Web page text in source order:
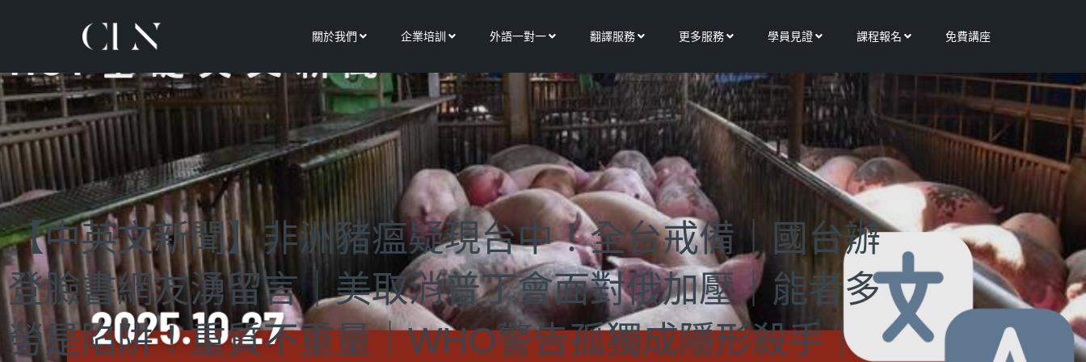
關於我們 Open 關於我們
企業培訓 Open 企業培訓
外語一對一Open 外語一對一
翻譯服務Open 翻譯服務
更多服務Open 更多服務
學員見證Open 學員見證
課程報名 Open 課程報名
免費講座
【中英文新聞】非洲豬瘟疑現台中！全台戒備｜國台辦
登臉書網友湧留言｜美取消普丁會面對俄加壓｜能者多
勞是陷阱！重質不重量｜WHO警告孤獨成隱形殺手｜